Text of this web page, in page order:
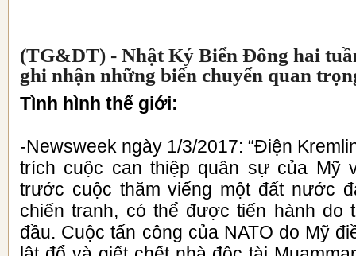
(TG&DT) - Nhật Ký Biển Đông hai
ghi nhận những biến chuyển quan
Tình hình thế giới:
-Newsweek ngày 1/3/2017: “Điện
trích cuộc can thiệp quân sự của Mỹ
trước cuộc thăm viếng một đất nước
chiến tranh, có thể được tiến hành do
đầu. Cuộc tấn công của NATO do Mỹ